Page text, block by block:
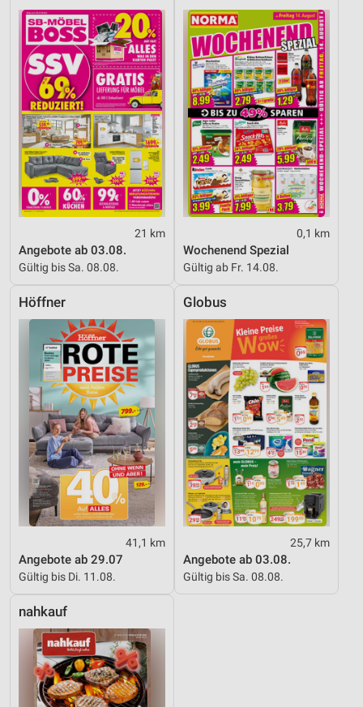
21 km
Angebote ab 03.08.
Gültig bis Sa. 08.08.
0,1 km
Wochenend Spezial
Gültig ab Fr. 14.08.
Höffner
41,1 km
Angebote ab 29.07
Gültig bis Di. 11.08.
Globus
25,7 km
Angebote ab 03.08.
Gültig bis Sa. 08.08.
nahkauf